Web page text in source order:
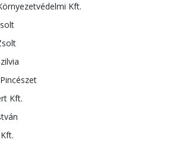
Kft.
Kft.